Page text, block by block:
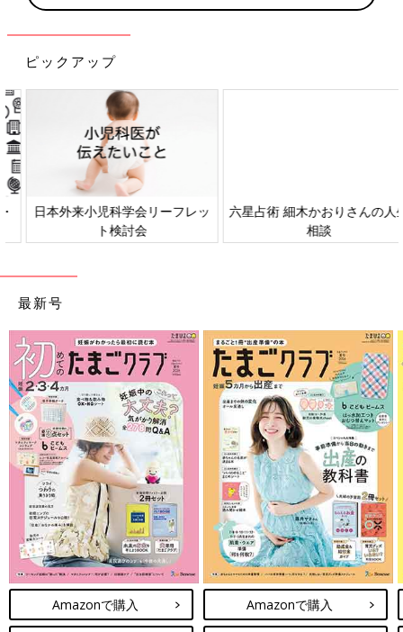
ピックアップ
日本外来小児科学会リーフレッ
ト検討会
六星占術 細木かおりさんの人生
相談
最新号
Amazonで購入 Amazonで購入